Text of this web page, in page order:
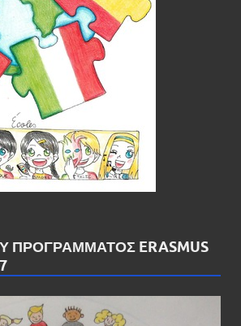
ΠΡΟΓΡΆΜΜΑΤΟΣ ERASMUS